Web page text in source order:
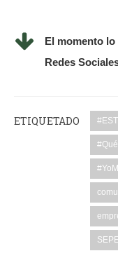
El momento
Redes
ETIQUETADO
SEPE